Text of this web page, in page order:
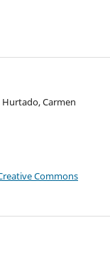
Hurtado, Carmen
Commons